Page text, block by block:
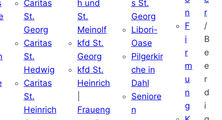
Caritas
St.
Georg
Caritas
St.
Hedwig
Caritas
St.
Heinrich
h und
St.
Meinolf
kfd St.
Georg
kfd St.
Heinrich
Fraueng
s St.
Georg
Libori-
Oase
Pilgerkir
che in
Dahl
Seniore
n
n
F
i
r
m
u
n
g
r
/
B
e
e
r
d
i